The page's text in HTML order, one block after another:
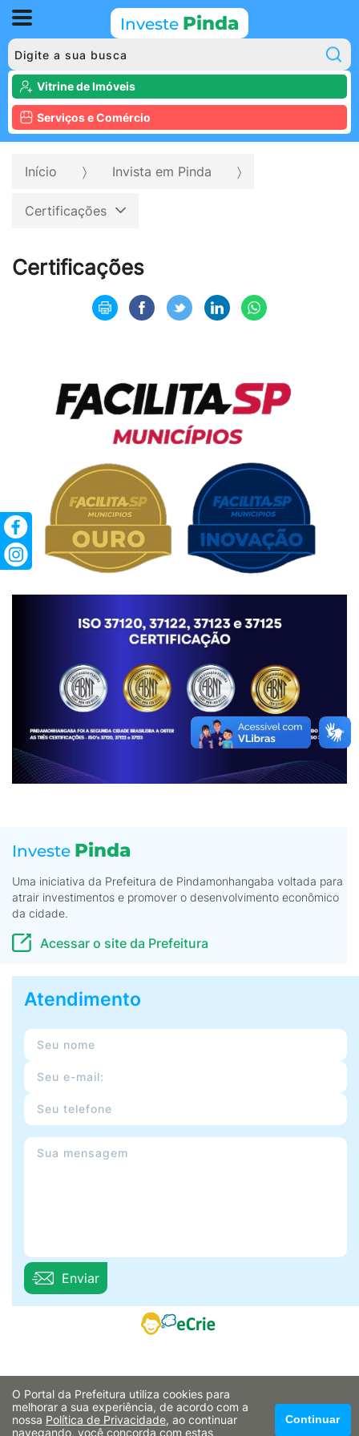
Investe Pinda
Vitrine de Imóveis
Serviços e Comércio
Início Invista em Pinda
Certificações
Certificações
Investe Pinda
Uma iniciativa da Prefeitura de Pindamonhangaba voltada para
atrair investimentos e promover o desenvolvimento econômico
da cidade.
Acessar o site da Prefeitura
Atendimento
Enviar
O Portal da Prefeitura utiliza cookies para
melhorar a sua experiência, de acordo com a
nossa Política de Privacidade, ao continuar
navegando, você concorda com estas
Continuar